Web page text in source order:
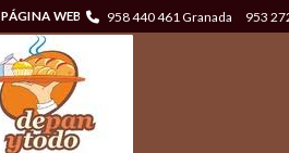
PÁGINA WEB 958 440 461 Granada 953